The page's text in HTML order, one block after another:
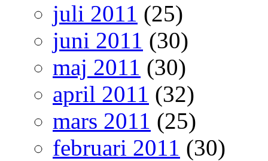
juli 2011 (25)
juni 2011 (30)
maj 2011 (30)
april 2011 (32)
mars 2011 (25)
februari 2011 (30)